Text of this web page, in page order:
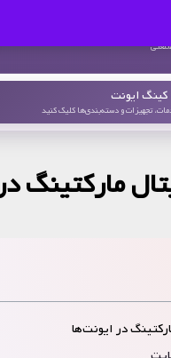
ایونت
تجهیزات و دسته‌بندی‌ها کلیک کنید
مارکتینگ
در ایونت‌ها